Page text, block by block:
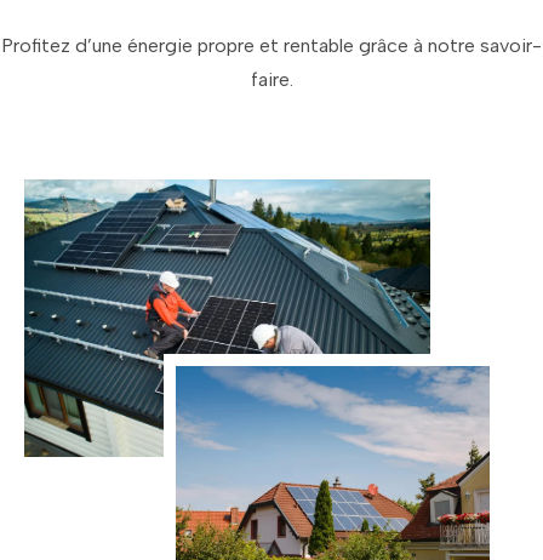
Profitez d’une énergie propre et rentable grâce à notre savoir-
faire.